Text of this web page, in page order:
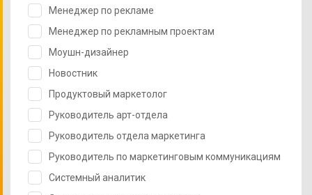
Менеджер по рекламе
Менеджер по рекламным проектам
Моушн-дизайнер
Новостник
Продуктовый маркетолог
Руководитель арт-отдела
Руководитель отдела маркетинга
Руководитель по маркетинговым коммуникациям
Системный аналитик